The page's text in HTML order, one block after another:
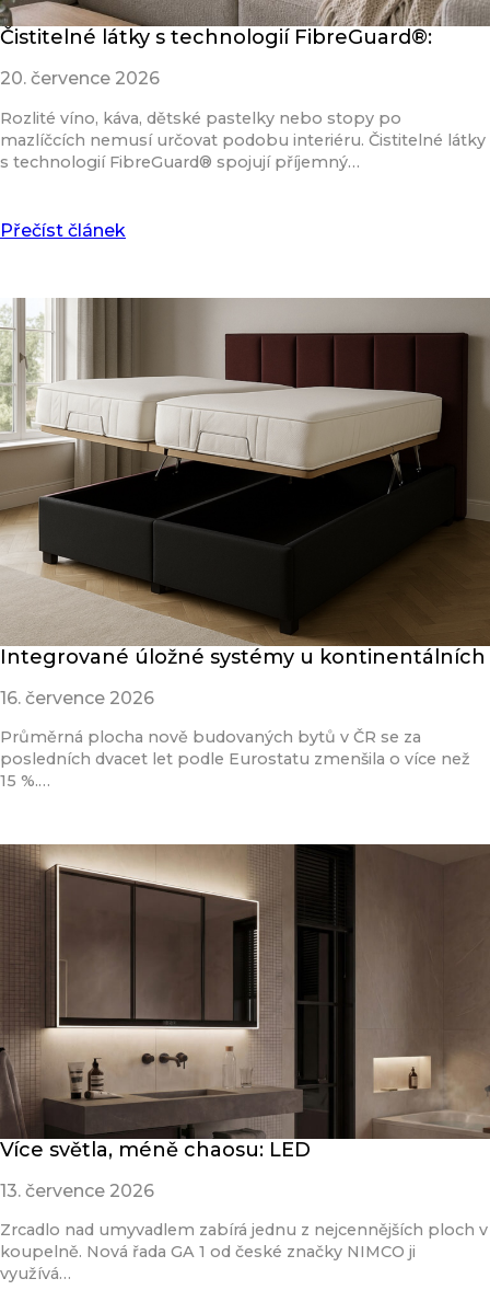
Čistitelné látky s technologií FibreGuard®:
20. července 2026
Rozlité víno, káva, dětské pastelky nebo stopy po
mazlíčcích nemusí určovat podobu interiéru. Čistitelné látky
s technologií FibreGuard® spojují příjemný…
Přečíst článek
Integrované úložné systémy u kontinentálních
16. července 2026
Průměrná plocha nově budovaných bytů v ČR se za
posledních dvacet let podle Eurostatu zmenšila o více než
15 %.…
Více světla, méně chaosu: LED
13. července 2026
Zrcadlo nad umyvadlem zabírá jednu z nejcennějších ploch v
koupelně. Nová řada GA 1 od české značky NIMCO ji
využívá…